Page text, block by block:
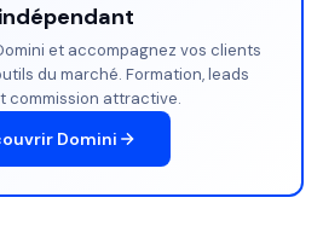
indépendant
et accompagnez vos clients
du marché. Formation, leads
commission attractive.
Domini